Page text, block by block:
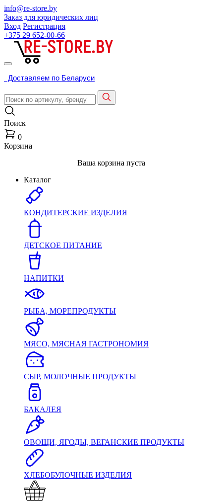
info@re-store.by
Заказ для юридических лиц
Вход Регистрация
+375 29 652-00-66
Доставляем по Беларуси
Поиск
0
Корзина
Ваша корзина пуста
Каталог
КОНДИТЕРСКИЕ ИЗДЕЛИЯ
ДЕТСКОЕ ПИТАНИЕ
НАПИТКИ
РЫБА, МОРЕПРОДУКТЫ
МЯСО, МЯСНАЯ ГАСТРОНОМИЯ
СЫР, МОЛОЧНЫЕ ПРОДУКТЫ
БАКАЛЕЯ
ОВОЩИ, ЯГОДЫ, ВЕГАНСКИЕ ПРОДУКТЫ
ХЛЕБОБУЛОЧНЫЕ ИЗДЕЛИЯ